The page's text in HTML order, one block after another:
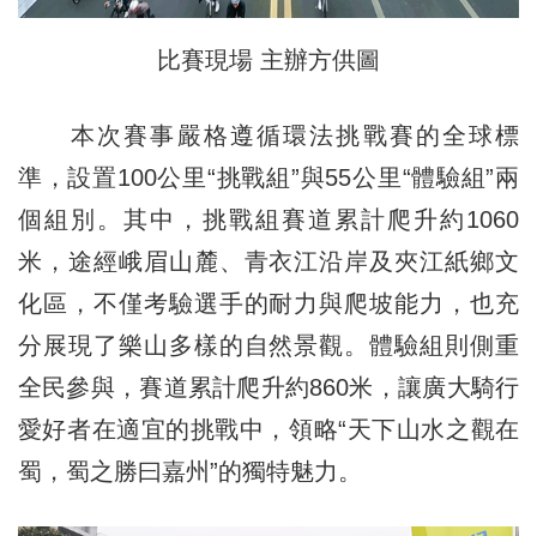
比賽現場 主辦方供圖
本次賽事嚴格遵循環法挑戰賽的全球標
準，設置100公里“挑戰組”與55公里“體驗組”兩
個組別。其中，挑戰組賽道累計爬升約1060
米，途經峨眉山麓、青衣江沿岸及夾江紙鄉文
化區，不僅考驗選手的耐力與爬坡能力，也充
分展現了樂山多樣的自然景觀。體驗組則側重
全民參與，賽道累計爬升約860米，讓廣大騎行
愛好者在適宜的挑戰中，領略“天下山水之觀在
蜀，蜀之勝曰嘉州”的獨特魅力。